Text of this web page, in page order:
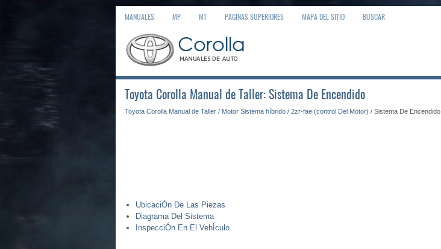
MANUALES MP MT PAGINAS SUPERIORES MAPA DEL SITIO BUSCAR
Toyota Corolla Manual de Taller: Sistema De Encendido
Toyota Corolla Manual de Taller / Motor Sistema híbrido / 2zr-fae (control Del Motor) / Sistema De Encendido
UbicaciÓn De Las Piezas
Diagrama Del Sistema
InspecciÓn En El VehÍculo